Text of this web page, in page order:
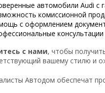
автомобили Audi с
комиссионной
с оформлением
с нами, чтобы
вашему стилю и
Автодом обеспечат